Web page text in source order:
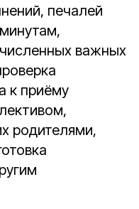
печалей
важных
к приёму
родителями,